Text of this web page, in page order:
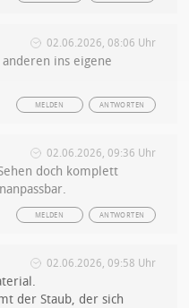
02.06.2026, 08:06 Uhr
ins eigene
ANTWORTEN
MELDEN
02.06.2026, 09:36 Uhr
doch komplett
ANTWORTEN
MELDEN
02.06.2026, 09:58 Uhr
der Staub, der sich